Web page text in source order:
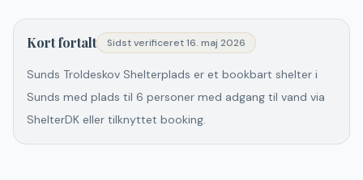
Kort fortalt Sidst verificeret16. maj 2026
Sunds Troldeskov Shelterplads er et bookbart shelter i
Sunds med plads til 6 personer med adgang til vand via
ShelterDK eller tilknyttet booking.